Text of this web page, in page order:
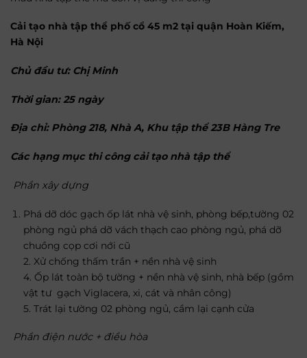
Cải tạo nhà tập thể phố cổ 45 m2 tại quận Hoàn Kiếm,
Hà Nội
Chủ đầu tư: Chị Minh
Thời gian: 25 ngày
Địa chỉ: Phòng 218, Nhà A, Khu tập thể 23B Hàng Tre
Các hạng mục thi công cải tạo nhà tập thể
Phần xây dựng
Phá dỡ dóc gạch ốp lát nhà vệ sinh, phòng bếp,tường 02
phòng ngủ phá dỡ vách thạch cao phòng ngủ, phá dỡ
chuồng cọp cơi nới cũ
2. Xử chống thấm trần + nền nhà vệ sinh
4. Ốp lát toàn bộ tường + nền nhà vệ sinh, nhà bếp (gồm
vật tư gạch Viglacera, xi, cát và nhân công)
5. Trát lại tường 02 phòng ngủ, cầm lại cạnh cửa
Phần điện nước + điều hòa